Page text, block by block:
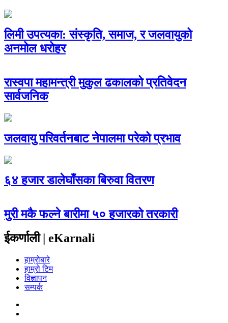
लिमी उपत्यका: संस्कृति, समाज, र जलवायुको
अनमोल धरोहर
रास्वपा महामन्त्री मुकुल ढकालको प्रतिवेदन
सार्वजनिक
जलवायु परिवर्तनबाट नेपालमा परेको प्रभाव
६४ हजार डालेघाँसका बिरुवा वितरण
मुरी मकै फल्ने बारीमा ५० हजारको तरकारी
ईकर्णाली | eKarnali
हाम्रोबारे
हाम्रो टिम
विज्ञापन
सम्पर्क